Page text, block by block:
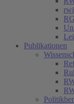
Publikationen